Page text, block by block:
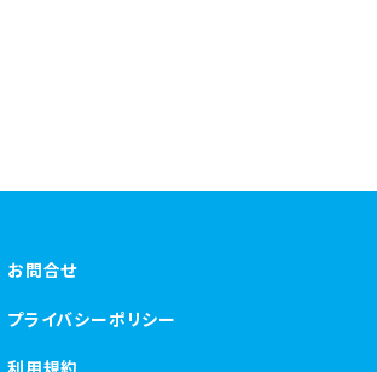
お問合せ
プライバシーポリシー